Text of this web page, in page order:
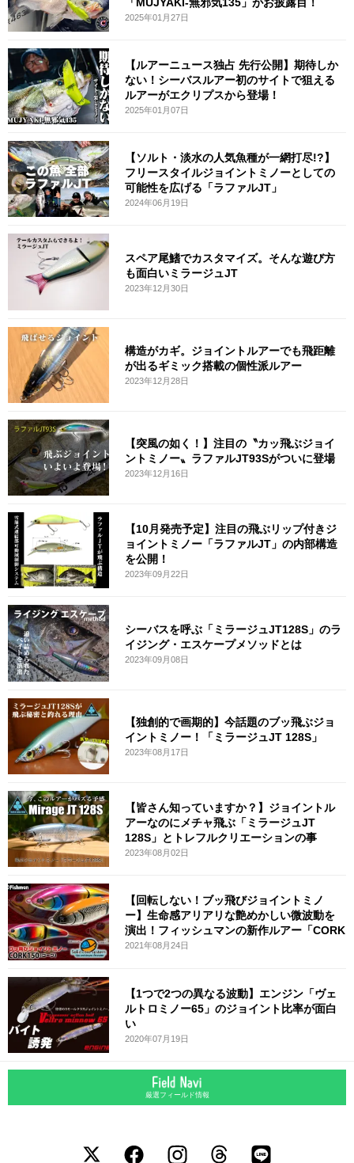
2025年01月27日
【ルアーニュース独占 先行公開】期待しか
ない！シーバスルアー初のサイトで狙える
ルアーがエクリプスから登場！
2025年01月07日
【ソルト・淡水の人気魚種が一網打尽!?】
フリースタイルジョイントミノーとしての
可能性を広げる「ラファルJT」
2024年06月19日
スペア尾鰭でカスタマイズ。そんな遊び方
も面白いミラージュJT
2023年12月30日
構造がカギ。ジョイントルアーでも飛距離
が出るギミック搭載の個性派ルアー
2023年12月28日
【突風の如く！】注目の〝カッ飛ぶジョイ
ントミノー〟ラファルJT93Sがついに登場
2023年12月16日
【10月発売予定】注目の飛ぶリップ付きジ
ョイントミノー「ラファルJT」の内部構造
を公開！
2023年09月22日
シーバスを呼ぶ「ミラージュJT128S」のラ
イジング・エスケープメソッドとは
2023年09月08日
【独創的で画期的】今話題のブッ飛ぶジョ
イントミノー！「ミラージュJT 128S」
2023年08月17日
【皆さん知っていますか？】ジョイントル
アーなのにメチャ飛ぶ「ミラージュJT
128S」とトレフルクリエーションの事
2023年08月02日
【回転しない！ブッ飛びジョイントミノ
ー】生命感アリアリな艶めかしい微波動を
演出！フィッシュマンの新作ルアー「CORK
2021年08月24日
【1つで2つの異なる波動】エンジン「ヴェ
ルトロミノー65」のジョイント比率が面白
い
2020年07月19日
厳選フィールド情報